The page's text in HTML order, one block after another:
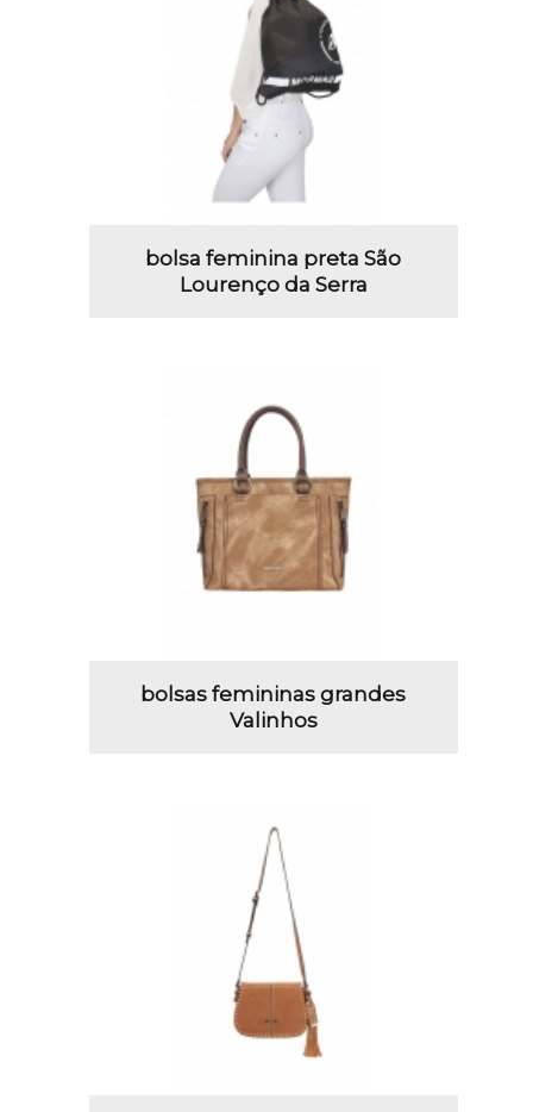
bolsa feminina preta São
Lourenço da Serra
bolsas femininas grandes
Valinhos